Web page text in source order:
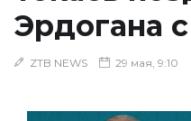
Эрдогана
ZTB NEWS 29 мая, 9:10